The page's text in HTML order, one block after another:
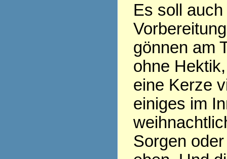
Es soll
gönnen am
ohne
eine Kerze
einiges im
Sorgen